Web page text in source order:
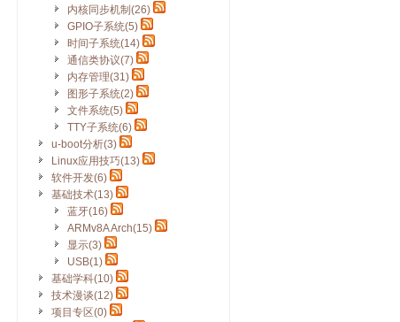
内核同步机制(26)
GPIO子系统(5)
时间子系统(14)
通信类协议(7)
内存管理(31)
图形子系统(2)
文件系统(5)
TTY子系统(6)
u-boot分析(3)
Linux应用技巧(13)
软件开发(6)
基础技术(13)
蓝牙(16)
ARMv8A Arch(15)
显示(3)
USB(1)
基础学科(10)
技术漫谈(12)
项目专区(0)